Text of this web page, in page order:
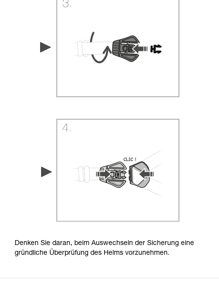
Denken Sie daran, beim Auswechseln der Sicherung eine
gründliche Überprüfung des Helms vorzunehmen.